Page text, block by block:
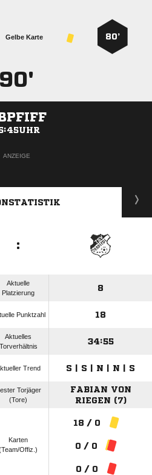
80’
Gelbe Karte
90'
ANZEIGE
:
Aktuelle
Platzierung
8
Punktzahl 18
Aktuelles
Torverhältnis
34:55
Trend S | S | N | N | S
Torjäger
(Tore)
FABIAN VON
RIEGEN (7)
Karten
Offiz.)
18 / 0
0 / 0
0 / 0